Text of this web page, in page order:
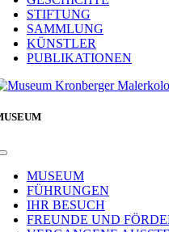
STIFTUNG
SAMMLUNG
KÜNSTLER
PUBLIKATIONEN
Toggle
NavigationMUSEUM
FÜHRUNGEN
IHR BESUCH
FREUNDE UND